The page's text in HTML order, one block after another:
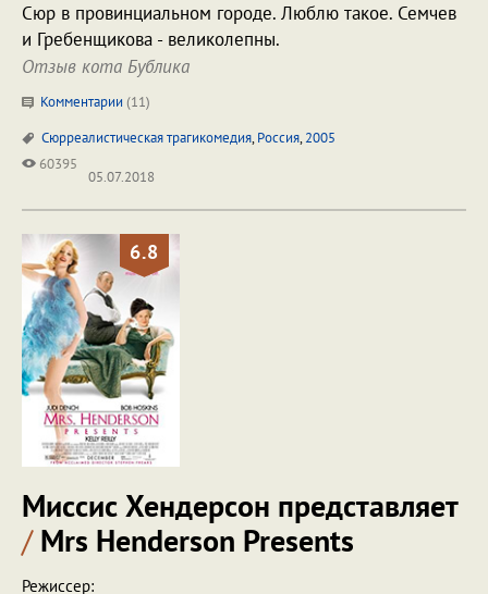
Сюр в провинциальном городе. Люблю такое. Семчев
и Гребенщикова - великолепны.
Отзыв кота Бублика
Комментарии (11)
Сюрреалистическая трагикомедия,Россия,2005
60395
05.07.2018
6.8
Миссис Хендерсон представляет
/Mrs Henderson Presents
Режиссер: